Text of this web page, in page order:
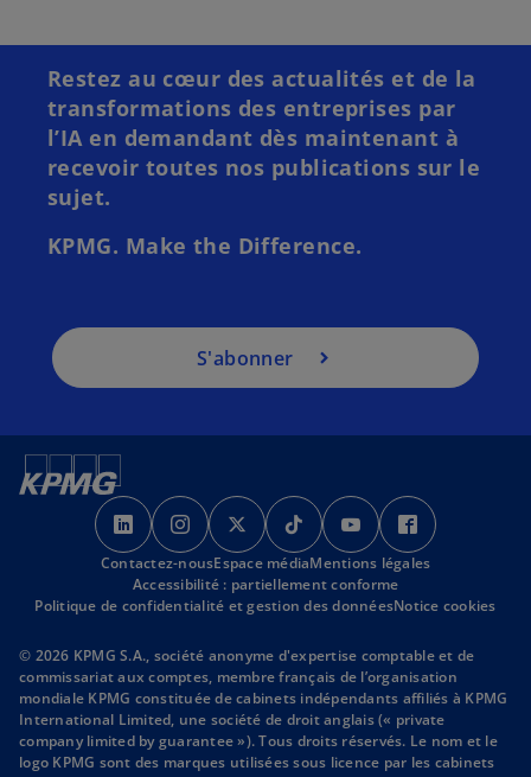
Restez au cœur des actualités et de la
transformations des entreprises par
l’IA en demandant dès maintenant à
recevoir toutes nos publications sur le
sujet.
KPMG. Make the Difference.
S'abonner
u
v
r
e
n
o
n
g
e
t
s
’
o
u
r
e
d
a
n
s
’
o
u
r
e
d
a
n
s
’
o
u
r
e
d
a
n
s
’
o
u
r
e
d
a
n
s
’
o
u
r
e
d
a
n
’
r
e
d
a
n
Contactez-nousEspace médiaMentions légales
Accessibilité : partiellement conforme
Politique de confidentialité et gestion des donnéesNotice cookies
© 2026 KPMG S.A., société anonyme d'expertise comptable et de
commissariat aux comptes, membre français de l’organisation
mondiale KPMG constituée de cabinets indépendants affiliés à KPMG
International Limited, une société de droit anglais (« private
company limited by guarantee »). Tous droits réservés. Le nom et le
logo KPMG sont des marques utilisées sous licence par les cabinets